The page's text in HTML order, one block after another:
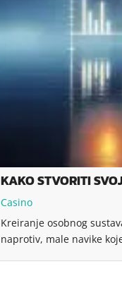
KAKO STVORITI
Casino
Kreiranje osobnog
naprotiv, male navike